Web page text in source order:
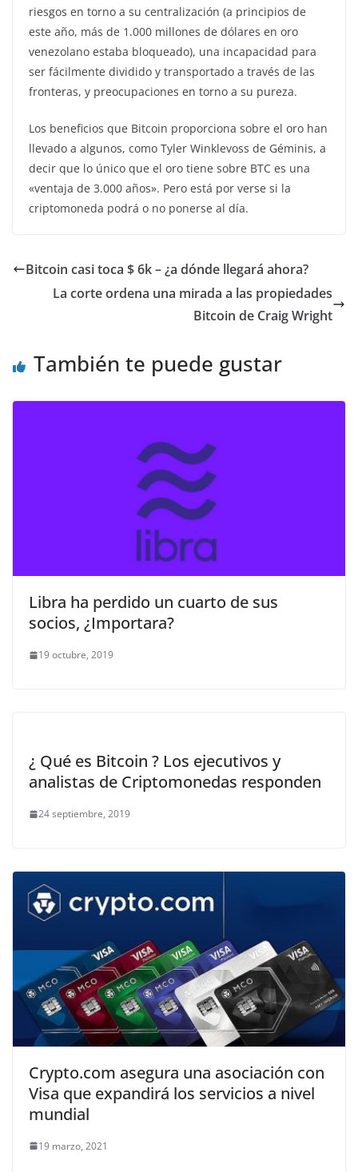
riesgos en torno a su centralización (a principios de
este año, más de 1.000 millones de dólares en oro
venezolano estaba bloqueado), una incapacidad para
ser fácilmente dividido y transportado a través de las
fronteras, y preocupaciones en torno a su pureza.
Los beneficios que Bitcoin proporciona sobre el oro han
llevado a algunos, como Tyler Winklevoss de Géminis, a
decir que lo único que el oro tiene sobre BTC es una
«ventaja de 3.000 años». Pero está por verse si la
criptomoneda podrá o no ponerse al día.
Bitcoin casi toca $ 6k – ¿a dónde llegará ahora?
La corte ordena una mirada a las propiedades
Bitcoin de Craig Wright
También te puede gustar
Libra ha perdido un cuarto de sus
socios, ¿Importara?
19 octubre, 2019
¿ Qué es Bitcoin ? Los ejecutivos y
analistas de Criptomonedas responden
24 septiembre, 2019
Crypto.com asegura una asociación con
Visa que expandirá los servicios a nivel
mundial
19 marzo, 2021